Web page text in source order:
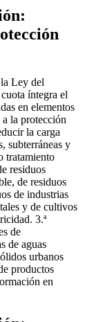
Ley del
íntegra el
en elementos
la protección
la carga
subterráneas y
tratamiento
residuos
de residuos
de industrias
y de cultivos
3.ª
de
de aguas
urbanos
productos
en